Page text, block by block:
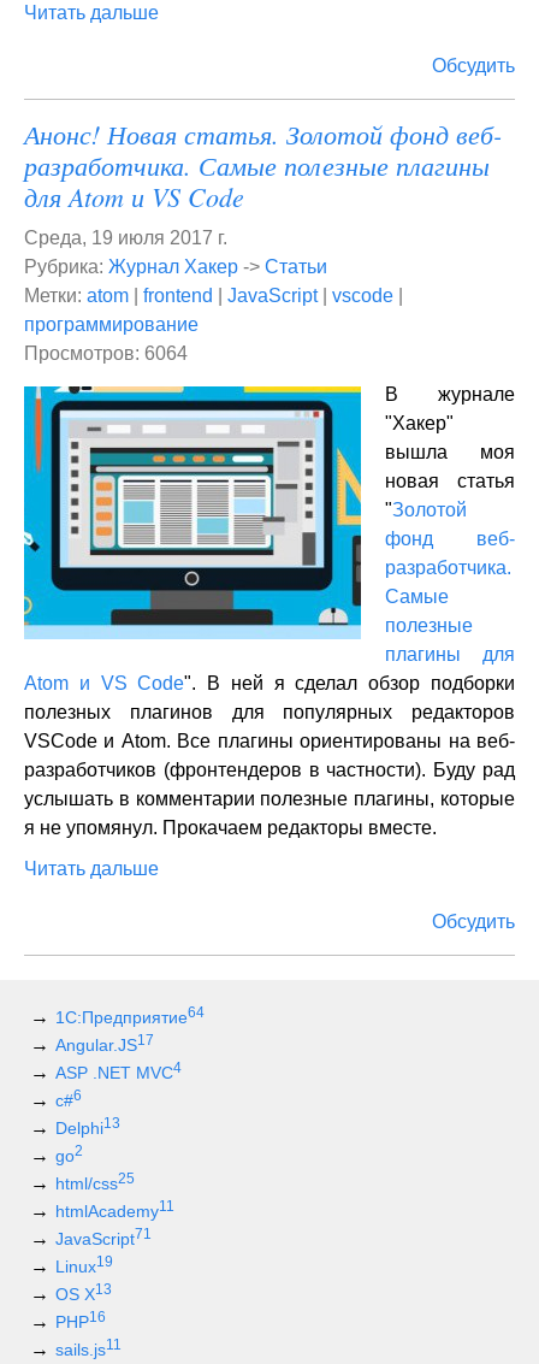
Читать дальше
Обсудить
Анонс! Новая статья. Золотой фонд веб-
разработчика. Самые полезные плагины
для Atom и VS Code
Среда, 19 июля 2017 г.
Рубрика: Журнал Хакер -> Статьи
Метки: atom frontend JavaScript| vscode
программирование
Просмотров: 6064
В журнале
"Хакер"
вышла моя
новая статья
"Золотой
фонд веб-
разработчика.
Самые
полезные
плагины для
Atom и VS Code". В ней я сделал обзор подборки
полезных плагинов для популярных редакторов
VSCode и Atom. Все плагины ориентированы на веб-
разработчиков (фронтендеров в частности). Буду рад
услышать в комментарии полезные плагины, которые
я не упомянул. Прокачаем редакторы вместе.
Читать дальше
Обсудить
1С:Предприятие64
Angular.JS17
ASP .NET MVC4
c#6
Delphi13
go2
html/css25
htmlAcademy11
JavaScript71
Linux19
OS X13
PHP16
sails.js11